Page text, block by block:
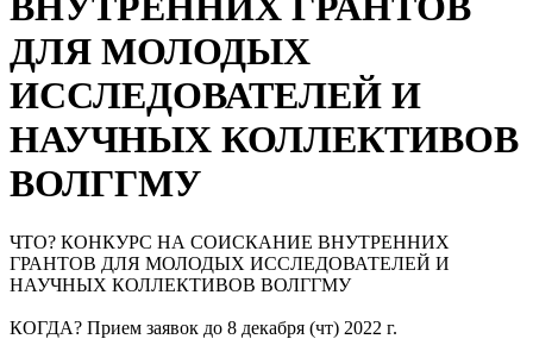
ДЛЯ МОЛОДЫХ
ИССЛЕДОВАТЕЛЕЙ И
НАУЧНЫХ КОЛЛЕКТИВОВ
ВОЛГГМУ
ЧТО? КОНКУРС НА СОИСКАНИЕ ВНУТРЕННИХ
ГРАНТОВ ДЛЯ МОЛОДЫХ ИССЛЕДОВАТЕЛЕЙ И
НАУЧНЫХ КОЛЛЕКТИВОВ ВОЛГГМУ
КОГДА? Прием заявок до 8 декабря (чт) 2022 г.